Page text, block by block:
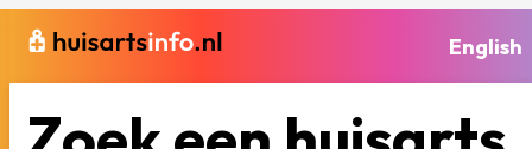
English